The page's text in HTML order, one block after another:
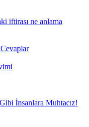
iftirası ne anlama
İnsanlara Muhtacız!